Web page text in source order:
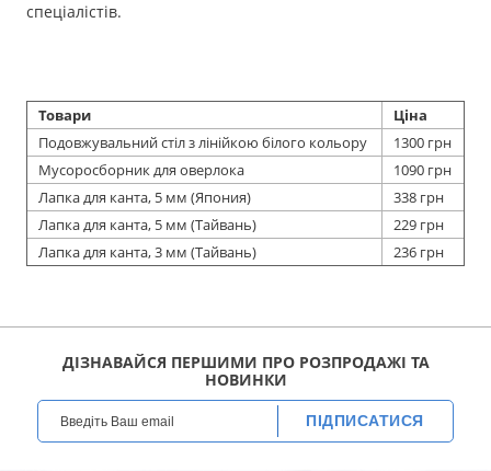
спеціалістів.
Товари
Ціна
Подовжувальний стіл з лінійкою білого кольору
1300 грн
Мусоросборник для оверлока
1090 грн
Лапка для канта, 5 мм (Япония)
338 грн
Лапка для канта, 5 мм (Тайвань)
229 грн
Лапка для канта, 3 мм (Тайвань)
236 грн
ДІЗНАВАЙСЯ ПЕРШИМИ ПРО РОЗПРОДАЖІ ТА
НОВИНКИ
ПІДПИСАТИСЯ